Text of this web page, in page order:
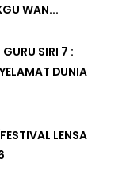
WAN...
SIRI 7 :
DUNIA
LENSA